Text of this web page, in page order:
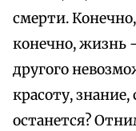
смерти.
конечно, жизнь
другого
красоту,
останется?